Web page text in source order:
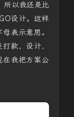
所以我还是比
设计。这样
表示意思。
款、设计，
在我把方案公